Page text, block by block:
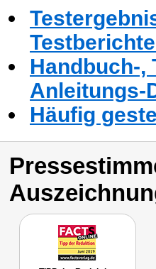
Handbuch-,
Anleitungs-
Häufig